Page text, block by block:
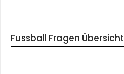
Fussball Fragen Übersicht